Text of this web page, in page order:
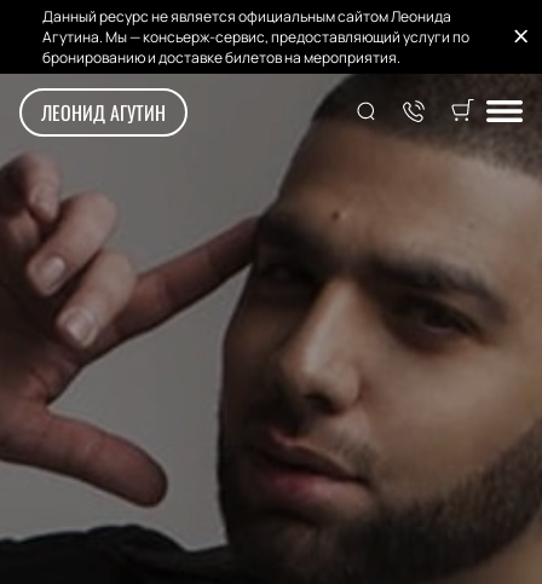
Данный ресурс не является официальным сайтом Леонида
Агутина. Мы — консьерж-сервис, предоставляющий услуги по
бронированию и доставке билетов на мероприятия.
ЛЕОНИД АГУТИН